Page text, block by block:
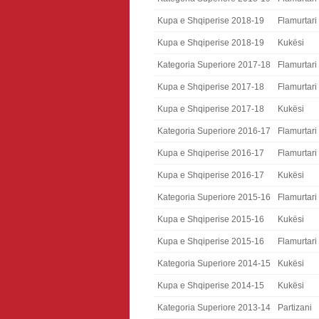
Kupa e Shqiperise 2018-19 Flamurtari
Kupa e Shqiperise 2018-19 Kukësi
Kategoria Superiore 2017-18 Flamurtari
Kupa e Shqiperise 2017-18 Flamurtari
Kupa e Shqiperise 2017-18 Kukësi
Kategoria Superiore 2016-17 Flamurtari
Kupa e Shqiperise 2016-17 Flamurtari
Kupa e Shqiperise 2016-17 Kukësi
Kategoria Superiore 2015-16 Flamurtari
Kupa e Shqiperise 2015-16 Kukësi
Kupa e Shqiperise 2015-16 Flamurtari
Kategoria Superiore 2014-15 Kukësi
Kupa e Shqiperise 2014-15 Kukësi
Kategoria Superiore 2013-14 Partizani